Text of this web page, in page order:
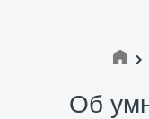
Об